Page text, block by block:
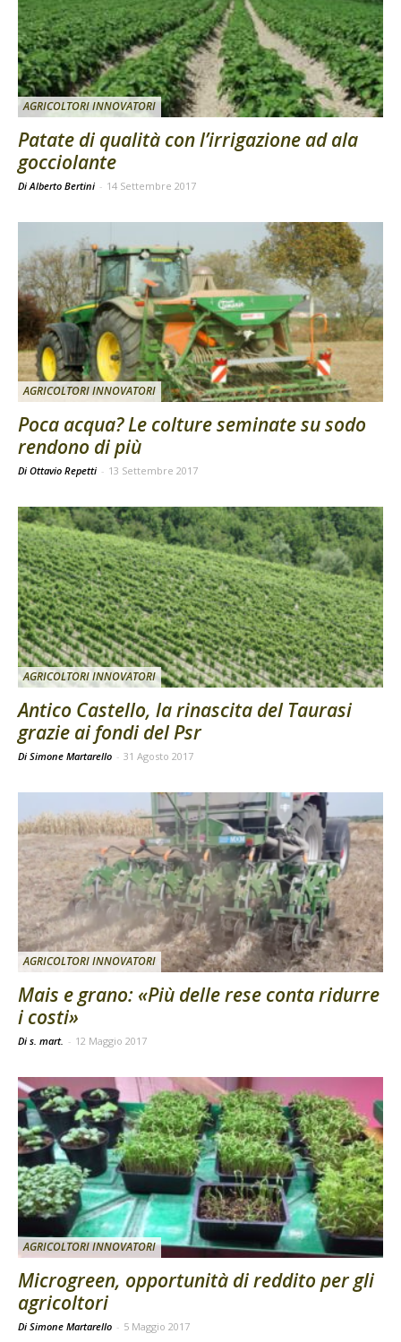
AGRICOLTORI INNOVATORI
Patate di qualità con l’irrigazione ad ala
gocciolante
Di Alberto Bertini - 14 Settembre 2017
AGRICOLTORI INNOVATORI
Poca acqua? Le colture seminate su sodo
rendono di più
Di Ottavio Repetti - 13 Settembre 2017
AGRICOLTORI INNOVATORI
Antico Castello, la rinascita del Taurasi
grazie ai fondi del Psr
Di Simone Martarello - 31 Agosto 2017
AGRICOLTORI INNOVATORI
Mais e grano: «Più delle rese conta ridurre
i costi»
Di s. mart. - 12 Maggio 2017
AGRICOLTORI INNOVATORI
Microgreen, opportunità di reddito per gli
agricoltori
Di Simone Martarello - 5 Maggio 2017